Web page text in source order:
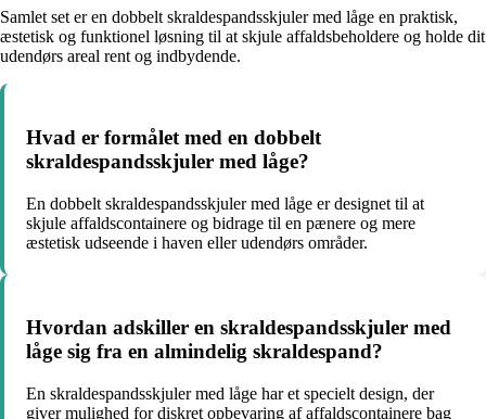
Samlet set er en dobbelt skraldespandsskjuler med låge en praktisk,
æstetisk og funktionel løsning til at skjule affaldsbeholdere og holde dit
udendørs areal rent og indbydende.
Hvad er formålet med en dobbelt
skraldespandsskjuler med låge?
En dobbelt skraldespandsskjuler med låge er designet til at
skjule affaldscontainere og bidrage til en pænere og mere
æstetisk udseende i haven eller udendørs områder.
Hvordan adskiller en skraldespandsskjuler med
låge sig fra en almindelig skraldespand?
En skraldespandsskjuler med låge har et specielt design, der
giver mulighed for diskret opbevaring af affaldscontainere bag